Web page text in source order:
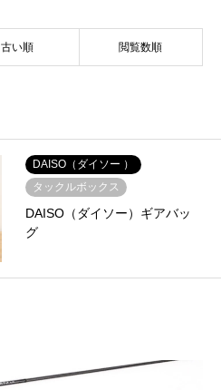
古い順 閲覧数順
DAISO（ダイソー ）
タックルボックス
DAISO（ダイソー）ギアバッ
グ